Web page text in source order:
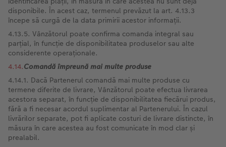
disponibile. În acest caz, termenul prevăzut la art. 4.13.3
începe să curgă de la data primirii acestor informații.
4.13.5. Vânzătorul poate confirma comanda integral sau
parțial, în funcție de disponibilitatea produselor sau alte
considerente operaționale.
4.14.Comandă împreună mai multe produse
4.14.1. Dacă Partenerul comandă mai multe produse cu
termene diferite de livrare, Vânzătorul poate efectua livrarea
acestora separat, în funcție de disponibilitatea fiecărui produs,
fără a fi necesar acordul suplimentar al Partenerului. În cazul
livrărilor separate, pot fi aplicate costuri de livrare distincte, în
măsura în care acestea au fost comunicate în mod clar și
prealabil.